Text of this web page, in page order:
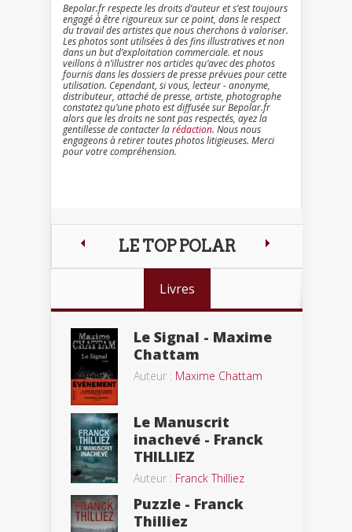
Bepolar.fr respecte les droits d’auteur et s’est toujours
engagé à être rigoureux sur ce point, dans le respect
du travail des artistes que nous cherchons à valoriser.
Les photos sont utilisées à des fins illustratives et non
dans un but d’exploitation commerciale. et nous
veillons à n’illustrer nos articles qu’avec des photos
fournis dans les dossiers de presse prévues pour cette
utilisation. Cependant, si vous, lecteur - anonyme,
distributeur, attaché de presse, artiste, photographe
constatez qu’une photo est diffusée sur Bepolar.fr
alors que les droits ne sont pas respectés, ayez la
gentillesse de contacter larédaction. Nous nous
engageons à retirer toutes photos litigieuses. Merci
pour votre compréhension.
LE TOP POLAR
Livres
Le Signal - Maxime
Chattam
Auteur : Maxime Chattam
Le Manuscrit
inachevé - Franck
THILLIEZ
Auteur : Franck Thilliez
Puzzle - Franck
Thilliez